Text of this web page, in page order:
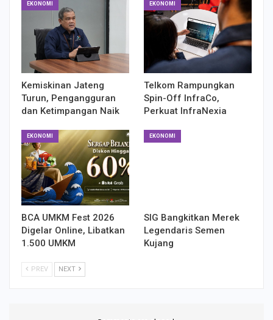
EKONOMI
Kemiskinan Jateng
Turun, Pengangguran
dan Ketimpangan Naik
EKONOMI
Telkom Rampungkan
Spin-Off InfraCo,
Perkuat InfraNexia
EKONOMI
BCA UMKM Fest 2026
Digelar Online, Libatkan
1.500 UMKM
EKONOMI
SIG Bangkitkan Merek
Legendaris Semen
Kujang
PREV NEXT